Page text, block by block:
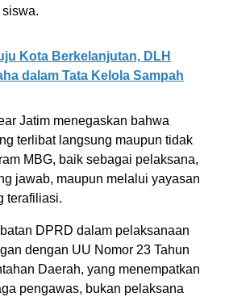
Kota Berkelanjutan, DLH
dalam Tata Kelola Sampah
Jatim menegaskan bahwa
terlibat langsung maupun tidak
MBG, baik sebagai pelaksana,
jawab, maupun melalui yayasan
terafiliasi.
DPRD dalam pelaksanaan
dengan UU Nomor 23 Tahun
Daerah, yang menempatkan
pengawas, bukan pelaksana